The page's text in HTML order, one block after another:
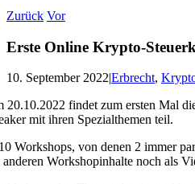
Zurück Vor
Erste Online Krypto-
10. September 2022|Erbrecht,
20.10.2022 findet zum ersten Mal
mit ihren Spezialthemen teil.
Workshops, von denen 2 immer
anderen Workshopinhalte noch als